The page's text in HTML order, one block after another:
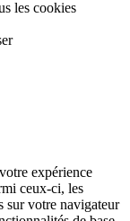
les cookies
expérience
ceux-ci, les
sur votre navigateur